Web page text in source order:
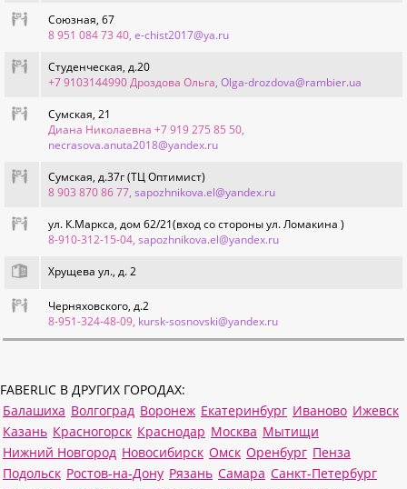
Союзная, 67
8 951 084 73 40, e-chist2017@ya.ru
Студенческая, д.20
+7 9103144990 Дроздова Ольга, Olga-drozdova@rambier.ua
Сумская, 21
Диана Николаевна +7 919 275 85 50,
necrasova.anuta2018@yandex.ru
Сумская, д.37г (ТЦ Оптимист)
8 903 870 86 77, sapozhnikova.el@yandex.ru
ул. К.Маркса, дом 62/21(вход со стороны ул. Ломакина )
8-910-312-15-04, sapozhnikova.el@yandex.ru
Хрущева ул., д. 2
Черняховского, д.2
8-951-324-48-09, kursk-sosnovski@yandex.ru
FABERLIC В ДРУГИХ ГОРОДАХ:
Балашиха Волгоград Воронеж Екатеринбург Иваново Ижевск
Казань Красногорск Краснодар Москва Мытищи
Нижний Новгород Новосибирск Омск Оренбург Пенза
Подольск Ростов-на-Дону Рязань Самара Санкт-Петербург